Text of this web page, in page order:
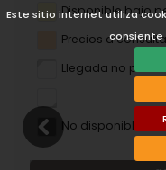
Este sitio internet utiliza
consiente
Negocios/servicios
limpieza final
ropa de cama y
Internet WiFi a
aspiradora,
aire
Negocios/servicios con
Disponible bajo
Precios a
Llegada no
No disponible